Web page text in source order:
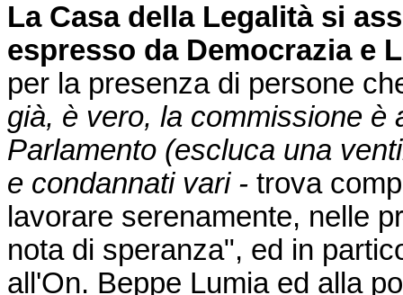
La Casadella Legalità si
espresso da Democrazia e
per la presenza di persone
già, è vero, la commissione è
Parlamento (escluca una
e condannati vari - trova
lavorare serenamente, nelle
nota di speranza", ed in
all'On. Beppe Lumia ed alla